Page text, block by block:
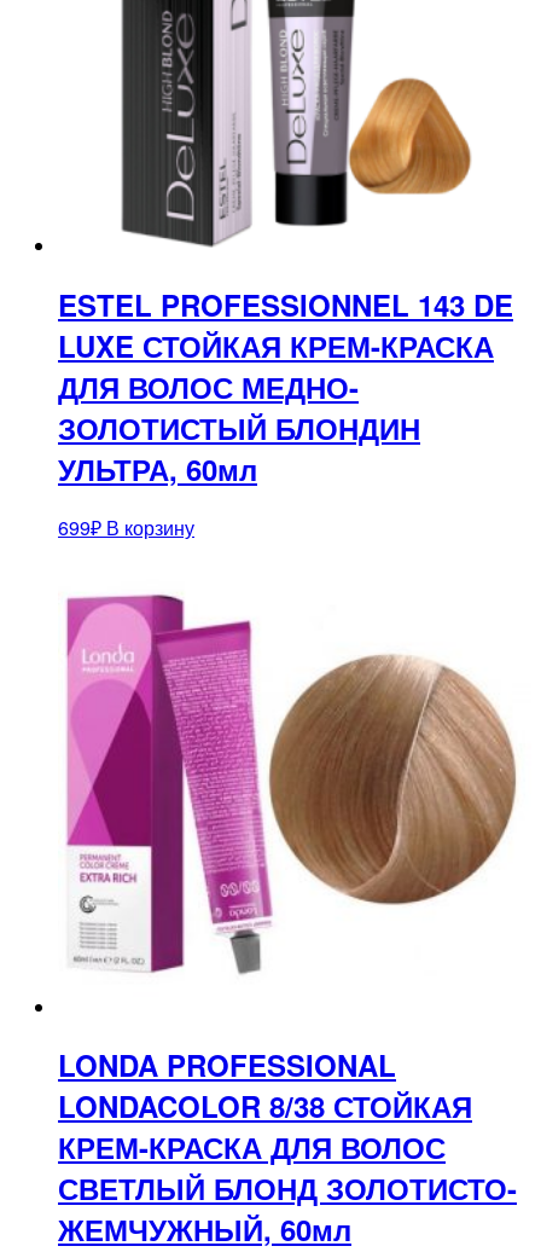
ESTEL PROFESSIONNEL 143 DE
LUXE СТОЙКАЯ КРЕМ-КРАСКА
ДЛЯ ВОЛОС МЕДНО-
ЗОЛОТИСТЫЙ БЛОНДИН
УЛЬТРА, 60мл
699₽ В корзину
LONDA PROFESSIONAL
LONDACOLOR 8/38 СТОЙКАЯ
КРЕМ-КРАСКА ДЛЯ ВОЛОС
СВЕТЛЫЙ БЛОНД ЗОЛОТИСТО-
ЖЕМЧУЖНЫЙ, 60мл